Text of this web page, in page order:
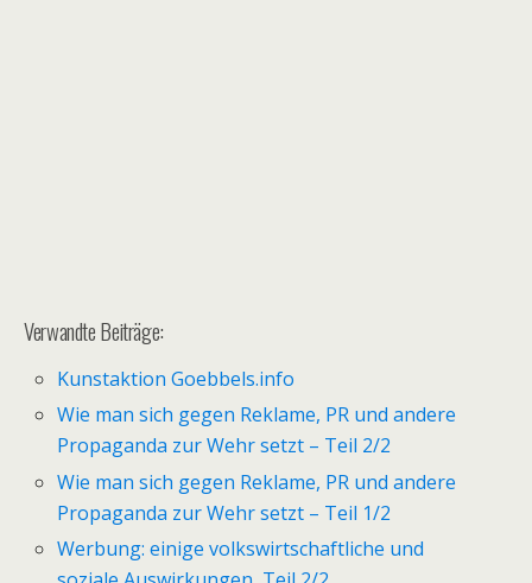
Verwandte Beiträge:
Kunstaktion Goebbels.info
Wie man sich gegen Reklame, PR und andere
Propaganda zur Wehr setzt – Teil 2/2
Wie man sich gegen Reklame, PR und andere
Propaganda zur Wehr setzt – Teil 1/2
Werbung: einige volkswirtschaftliche und